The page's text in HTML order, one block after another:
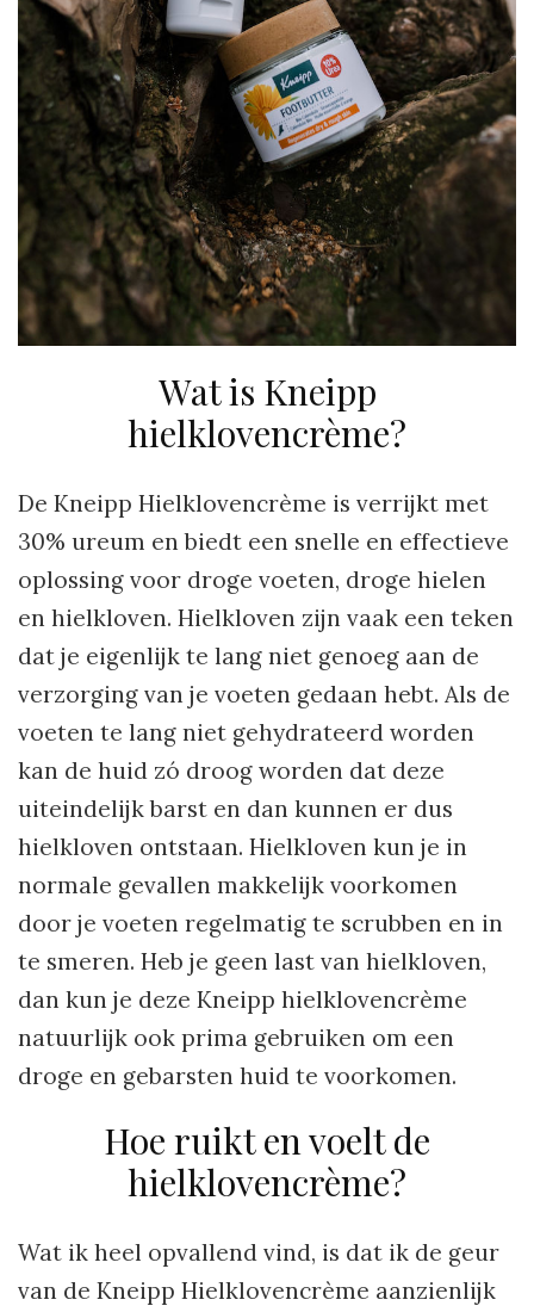
Wat is Kneipp
hielklovencrème?
De Kneipp Hielklovencrème is verrijkt met
30% ureum en biedt een snelle en effectieve
oplossing voor droge voeten, droge hielen
en hielkloven. Hielkloven zijn vaak een teken
dat je eigenlijk te lang niet genoeg aan de
verzorging van je voeten gedaan hebt. Als de
voeten te lang niet gehydrateerd worden
kan de huid zó droog worden dat deze
uiteindelijk barst en dan kunnen er dus
hielkloven ontstaan. Hielkloven kun je in
normale gevallen makkelijk voorkomen
door je voeten regelmatig te scrubben en in
te smeren. Heb je geen last van hielkloven,
dan kun je deze Kneipp hielklovencrème
natuurlijk ook prima gebruiken om een
droge en gebarsten huid te voorkomen.
Hoe ruikt en voelt de
hielklovencrème?
Wat ik heel opvallend vind, is dat ik de geur
van de Kneipp Hielklovencrème aanzienlijk